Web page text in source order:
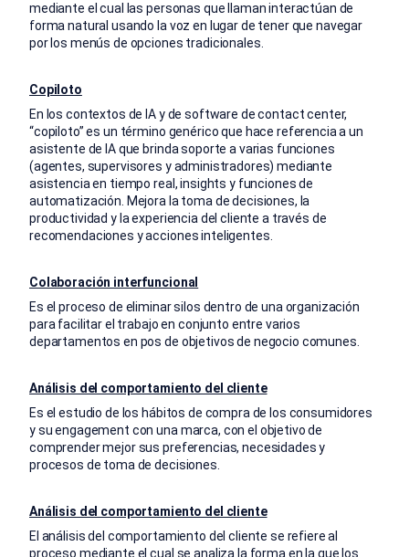
mediante el cual las personas que llaman interactúan de
forma natural usando la voz en lugar de tener que navegar
por los menús de opciones tradicionales.
Copiloto
En los contextos de IA y de software de contact center,
“copiloto” es un término genérico que hace referencia a un
asistente de IA que brinda soporte a varias funciones
(agentes, supervisores y administradores) mediante
asistencia en tiempo real, insights y funciones de
automatización. Mejora la toma de decisiones, la
productividad y la experiencia del cliente a través de
recomendaciones y acciones inteligentes.
Colaboración interfuncional
Es el proceso de eliminar silos dentro de una organización
para facilitar el trabajo en conjunto entre varios
departamentos en pos de objetivos de negocio comunes.
Análisis del comportamiento del cliente
Es el estudio de los hábitos de compra de los consumidores
y su engagement con una marca, con el objetivo de
comprender mejor sus preferencias, necesidades y
procesos de toma de decisiones.
Análisis del comportamiento del cliente
El análisis del comportamiento del cliente se refiere al
proceso mediante el cual se analiza la forma en la que los